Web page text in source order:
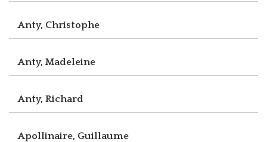
Anty, Christophe
Anty, Madeleine
Anty, Richard
Apollinaire, Guillaume